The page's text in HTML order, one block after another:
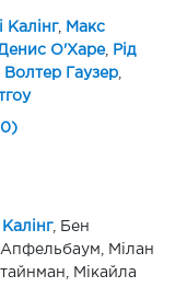
Калінг,
Макс
О'Харе,
Рід
Волтер Гаузер,
Калінг, Бен
Апфельбаум, Мілан
Мікайла